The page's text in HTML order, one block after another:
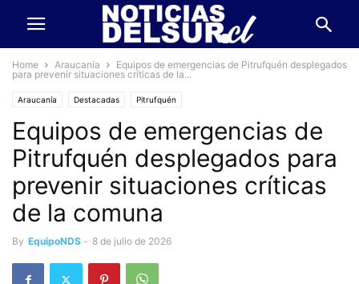
Home Araucanía
Equipos de emergencias de Pitrufquén desplegados
para prevenir situaciones críticas de la...
Araucanía Destacadas Pitrufquén
Equipos de emergencias de
Pitrufquén desplegados para
prevenir situaciones críticas
de la comuna
By EquipoNDS - 8 de julio de 2026